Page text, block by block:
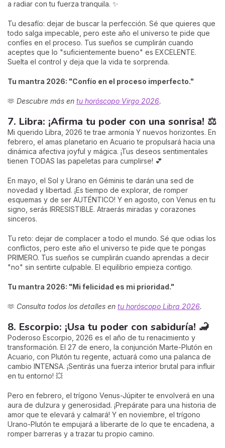
a radiar con tu fuerza tranquila. ✨
Tu desafío: dejar de buscar la perfección. Sé que quieres que
todo salga impecable, pero este año el universo te pide que
confíes en el proceso. Tus sueños se cumplirán cuando
aceptes que lo "suficientemente bueno" es EXCELENTE.
Suelta el control y deja que la vida te sorprenda.
Tu mantra 2026: "Confío en el proceso imperfecto."
🫶 Descubre más en tu horóscopo Virgo 2026.
7. Libra: ¡Afirma tu poder con una sonrisa! ⚖️
Mi querido Libra, 2026 te trae armonía Y nuevos horizontes. En
febrero, el amas planetario en Acuario te propulsará hacia una
dinámica afectiva joyful y mágica. ¡Tus deseos sentimentales
tienen TODAS las papeletas para cumplirse! 💕
En mayo, el Sol y Urano en Géminis te darán una sed de
novedad y libertad. ¡Es tiempo de explorar, de romper
esquemas y de ser AUTÉNTICO! Y en agosto, con Venus en tu
signo, serás IRRESISTIBLE. Atraerás miradas y corazones
sinceros.
Tu reto: dejar de complacer a todo el mundo. Sé que odias los
conflictos, pero este año el universo te pide que te pongas
PRIMERO. Tus sueños se cumplirán cuando aprendas a decir
"no" sin sentirte culpable. El equilibrio empieza contigo.
Tu mantra 2026: "Mi felicidad es mi prioridad."
🫶 Consulta todos los detalles en tu horóscopo Libra 2026.
8. Escorpio: ¡Usa tu poder con sabiduría! 🦂
Poderoso Escorpio, 2026 es el año de tu renacimiento y
transformación. El 27 de enero, la conjunción Marte-Plutón en
Acuario, con Plutón tu regente, actuará como una palanca de
cambio INTENSA. ¡Sentirás una fuerza interior brutal para influir
en tu entorno! 💥
Pero en febrero, el trígono Venus-Júpiter te envolverá en una
aura de dulzura y generosidad. ¡Prepárate para una historia de
amor que te elevará y calmará! Y en noviembre, el trígono
Urano-Plutón te empujará a liberarte de lo que te encadena, a
romper barreras y a trazar tu propio camino.